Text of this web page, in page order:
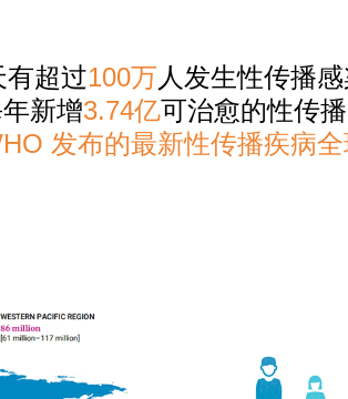
有超过100万 人发生性传播感
新增3.74亿可治愈的性传播
发布的最新性传播疾病全